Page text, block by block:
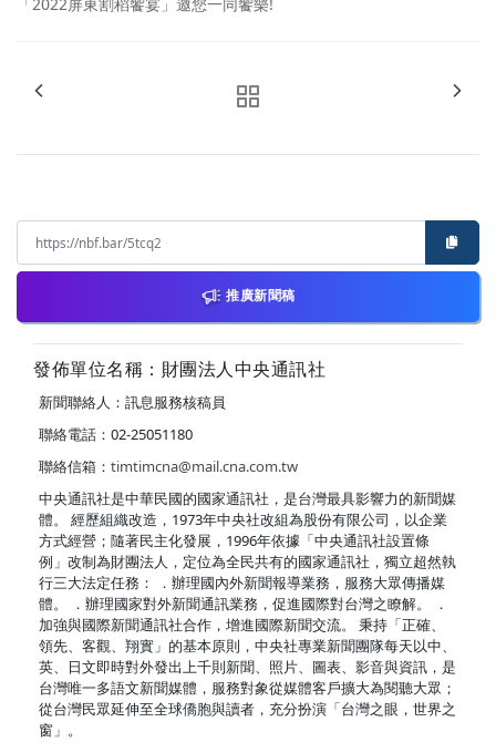
「2022屏東割稻饗宴」邀您一同饗樂!
推廣新聞稿
發佈單位名稱：財團法人中央通訊社
新聞聯絡人：訊息服務核稿員
聯絡電話：02-25051180
聯絡信箱： timtimcna@mail.cna.com.tw
中央通訊社是中華民國的國家通訊社，是台灣最具影響力的新聞媒
體。 經歷組織改造，1973年中央社改組為股份有限公司，以企業
方式經營；隨著民主化發展，1996年依據「中央通訊社設置條
例」改制為財團法人，定位為全民共有的國家通訊社，獨立超然執
行三大法定任務： ．辦理國內外新聞報導業務，服務大眾傳播媒
體。 ．辦理國家對外新聞通訊業務，促進國際對台灣之瞭解。 ．
加強與國際新聞通訊社合作，增進國際新聞交流。 秉持「正確、
領先、客觀、翔實」的基本原則，中央社專業新聞團隊每天以中、
英、日文即時對外發出上千則新聞、照片、圖表、影音與資訊，是
台灣唯一多語文新聞媒體，服務對象從媒體客戶擴大為閱聽大眾；
從台灣民眾延伸至全球僑胞與讀者，充分扮演「台灣之眼，世界之
窗」。